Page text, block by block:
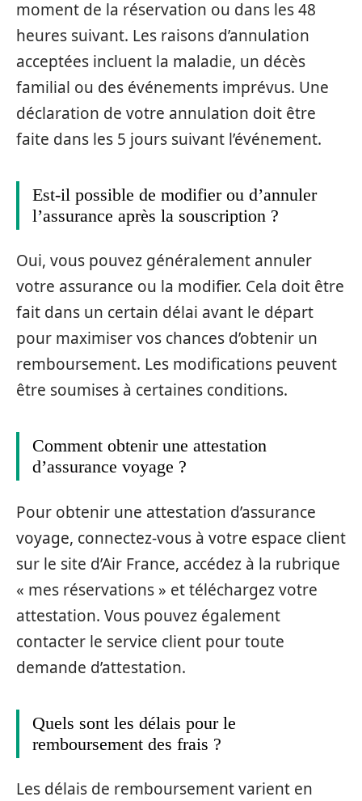
moment de la réservation ou dans les 48
heures suivant. Les raisons d’annulation
acceptées incluent la maladie, un décès
familial ou des événements imprévus. Une
déclaration de votre annulation doit être
faite dans les 5 jours suivant l’événement.
Est-il possible de modifier ou d’annuler
l’assurance après la souscription ?
Oui, vous pouvez généralement annuler
votre assurance ou la modifier. Cela doit être
fait dans un certain délai avant le départ
pour maximiser vos chances d’obtenir un
remboursement. Les modifications peuvent
être soumises à certaines conditions.
Comment obtenir une attestation
d’assurance voyage ?
Pour obtenir une attestation d’assurance
voyage, connectez-vous à votre espace client
sur le site d’Air France, accédez à la rubrique
« mes réservations » et téléchargez votre
attestation. Vous pouvez également
contacter le service client pour toute
demande d’attestation.
Quels sont les délais pour le
remboursement des frais ?
Les délais de remboursement varient en